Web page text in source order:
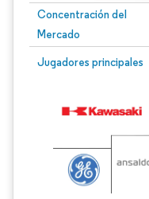
Concentración del
Mercado
Jugadores principales
Imagen © Mordor